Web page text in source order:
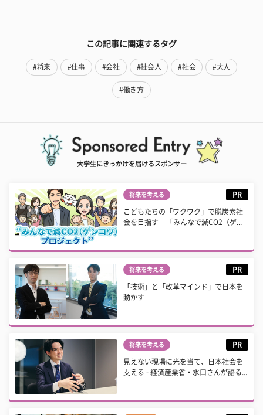
この記事に関連するタグ
#将来 #仕事 #会社 #社会人 #社会 #大人
#働き方
大学生にきっかけを届けるスポンサー
将来を考える PR
こどもたちの「ワクワク」で脱炭素社
会を目指す – 「みんなで減CO2（ゲ...
将来を考える PR
「技術」と「改革マインド」で日本を
動かす
将来を考える PR
見えない現場に光を当て、日本社会を
支える - 経済産業省・水口さんが語る...